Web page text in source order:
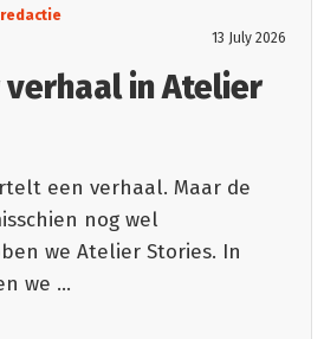
13 July 2026
in Atelier
een verhaal. Maar de
nog wel
we Atelier Stories. In
we ...